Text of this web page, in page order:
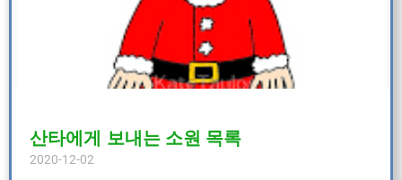
산타에게 보내는 소원 목록
2020-12-02